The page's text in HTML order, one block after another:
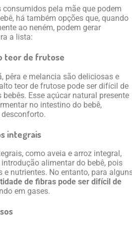
pela mãe que podem
há também opções que, quando
ao neném, podem gerar
a lista:
teor de frutose
pêra e melancia são deliciosas e
teor de frutose pode ser difícil de
Esse açúcar natural presente
no intestino do bebê,
integrais
como aveia e arroz integral,
alimentar do bebê, pois
e nutrientes. No entanto, para
de fibras pode ser difícil de
em gases.